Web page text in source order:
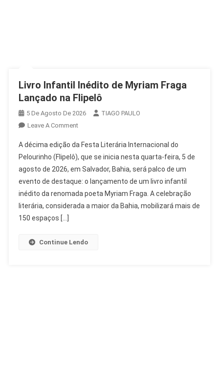
Livro Infantil Inédito de Myriam Fraga
Lançado na Flipelô
5 De Agosto De 2026
TIAGO PAULO
Leave A CommentOn
Infantil
Inédito
De
Myriam
Fraga
Lançado
A décima edição da Festa Literária Internacional do
Pelourinho (Flipelô), que se inicia nesta quarta-feira, 5 de
agosto de 2026, em Salvador, Bahia, será palco de um
evento de destaque: o lançamento de um livro infantil
inédito da renomada poeta Myriam Fraga. A celebração
literária, considerada a maior da Bahia, mobilizará mais de
150 espaços […]
Continue Lendo